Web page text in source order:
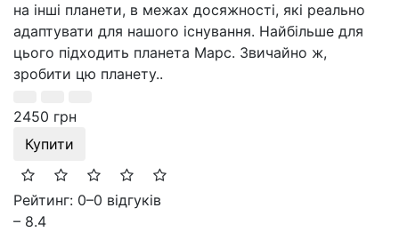
на інші планети, в межах досяжності, які реально
адаптувати для нашого існування. Найбільше для
цього підходить планета Марс. Звичайно ж,
зробити цю планету..
2450 грн
Купити
Рейтинг: 0–0 відгуків
– 8.4